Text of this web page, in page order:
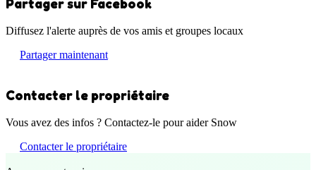
Partager sur Facebook
Diffusez l'alerte auprès de vos amis et groupes locaux
Partager maintenant
Contacter le propriétaire
Vous avez des infos ? Contactez-le pour aider Snow
Contacter le propriétaire